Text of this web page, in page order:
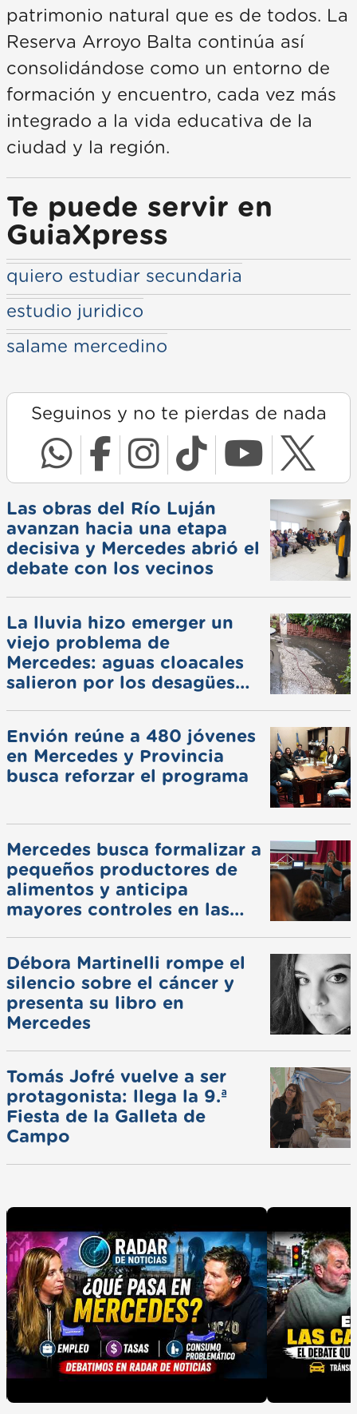
patrimonio natural que es de todos. La
Reserva Arroyo Balta continúa así
consolidándose como un entorno de
formación y encuentro, cada vez más
integrado a la vida educativa de la
ciudad y la región.
Te puede servir en
GuiaXpress
quiero estudiar secundaria
estudio juridico
salame mercedino
Seguinos y no te pierdas de nada
Las obras del Río Luján
avanzan hacia una etapa
decisiva y Mercedes abrió el
debate con los vecinos
La lluvia hizo emerger un
viejo problema de
Mercedes: aguas cloacales
salieron por los desagües
Envión reúne a 480 jóvenes
en Mercedes y Provincia
busca reforzar el programa
Mercedes busca formalizar a
pequeños productores de
alimentos y anticipa
mayores controles en las
Débora Martinelli rompe el
silencio sobre el cáncer y
presenta su libro en
Mercedes
Tomás Jofré vuelve a ser
protagonista: llega la 9.ª
Fiesta de la Galleta de
Campo